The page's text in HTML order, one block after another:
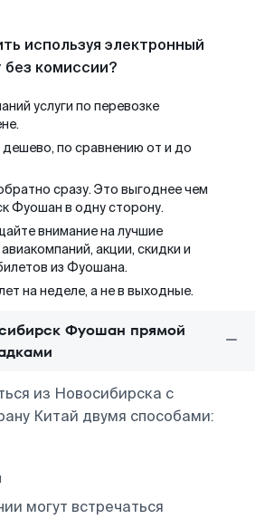
используя электронный
комиссии?
услуги по перевозке
по сравнению от и до
сразу. Это выгоднее чем
Фуошан в одну сторону.
внимание на лучшие
акции, скидки и
из Фуошана.
на неделе, а не в выходные.
Фуошан прямой
из Новосибирска с
Китай двумя способами:
могут встречаться